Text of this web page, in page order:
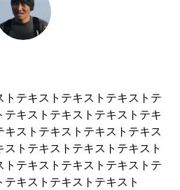
テキストテキストテキストテ
キストテキストテキストテキ
ストテキストテキストテキス
ストテキストテキストテキスト
テキストテキストテキストテ
キストテキストテキスト